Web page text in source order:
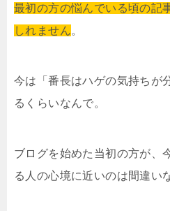
最初の方の悩んでいる頃の記
しれません。
今は「番長はハゲの気持ちが
るくらいなんで。
ブログを始めた当初の方が、
る人の心境に近いのは間違い